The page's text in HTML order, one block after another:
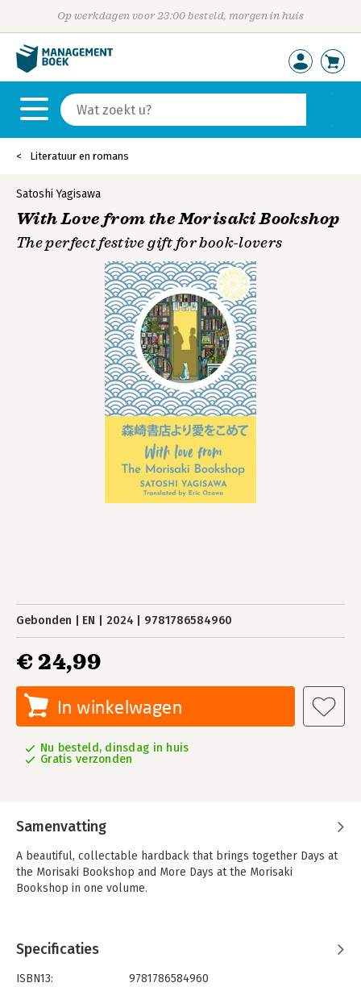
Op werkdagen voor 23:00 besteld, morgen in huis
Literatuur en romans
Satoshi Yagisawa
With Love from the Morisaki Bookshop
The perfect festive gift for book-lovers
Gebonden EN 2024 9781786584960
€ 24,99
In winkelwagen
Nu besteld, dinsdag in huis
Gratis verzonden
Samenvatting
A beautiful, collectable hardback that brings together Days at
the Morisaki Bookshop and More Days at the Morisaki
Bookshop in one volume.
Specificaties
ISBN13:
9781786584960